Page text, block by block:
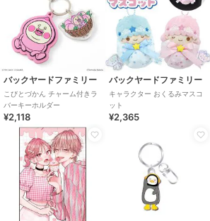
バックヤードファミリー
こびとづかん チャーム付きラ
バーキーホルダー
¥2,118
バックヤードファミリー
キャラクター おくるみマスコ
ット
¥2,365